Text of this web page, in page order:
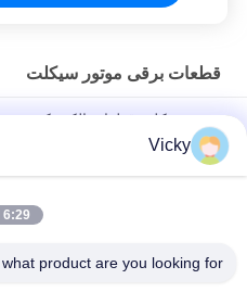
قطعات برقی موتور سیکلت
موتورسیکلت قطعات الکتریکی
عملکرد خوب مرد 6.3mm
Vicky
6:29 AM
product are you looking for?